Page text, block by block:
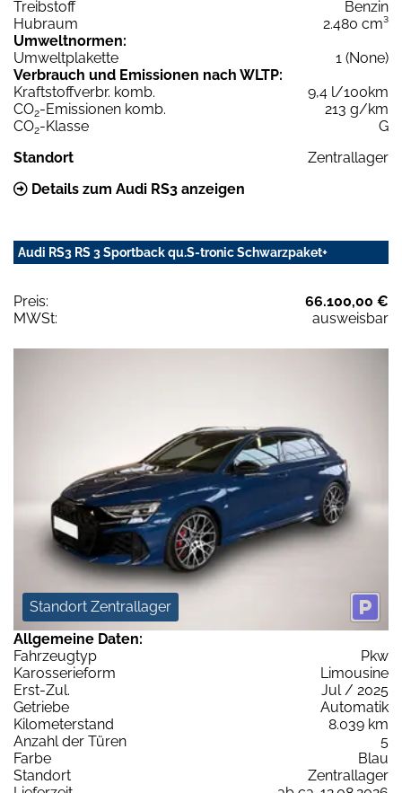
Treibstoff
Benzin
Hubraum
2.480 cm³
Umweltnormen:
Umweltplakette
1 (None)
Verbrauch und Emissionen nach WLTP:
Kraftstoffverbr. komb.
9,4 l/100km
CO2-Emissionen komb.
213 g/km
CO2-Klasse
G
Standort
Zentrallager
Details zum Audi RS3 anzeigen
Audi RS3 RS 3 Sportback qu.S-tronic Schwarzpaket+
Preis:
66.100,00 €
MWSt:
ausweisbar
Standort Zentrallager
Allgemeine Daten:
Fahrzeugtyp
Pkw
Karosserieform
Limousine
Erst-Zul.
Jul / 2025
Getriebe
Automatik
Kilometerstand
8.039 km
Anzahl der Türen
5
Farbe
Blau
Standort
Zentrallager